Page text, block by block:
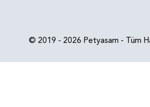
© 2019 - 2026 Petyasam - Tüm